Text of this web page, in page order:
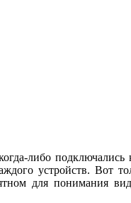
либо подключались
устройств. Вот
для понимания